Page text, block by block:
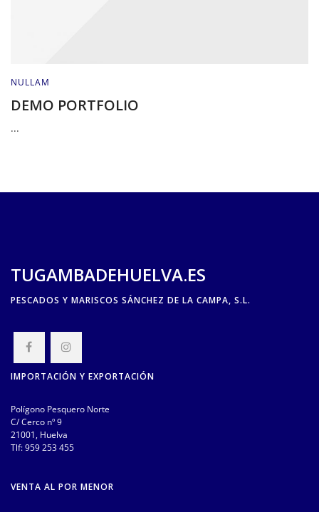
NULLAM
DEMO PORTFOLIO
...
TUGAMBADEHUELVA.ES
PESCADOS Y MARISCOS SÁNCHEZ DE LA CAMPA, S.L.
IMPORTACIÓN Y EXPORTACIÓN
Polígono Pesquero Norte
C/ Cerco nº 9
21001, Huelva
Tlf:959 253 455
VENTA AL POR MENOR